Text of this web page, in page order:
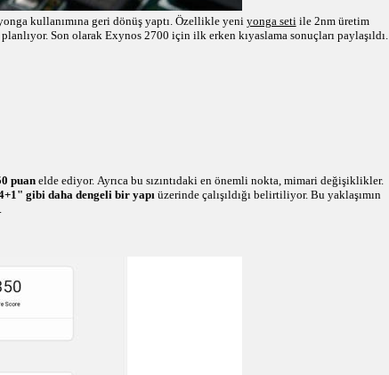
kullanımına geri dönüş yaptı. Özellikle yeni yonga setiile 2nm üretim
Son olarak Exynos 2700 için ilk erken kıyaslama sonuçları paylaşıldı.
puanelde ediyor. Ayrıca bu sızıntıdaki en önemli nokta, mimari değişiklikler.
gibi daha dengeli bir yapıüzerinde çalışıldığı belirtiliyor. Bu yaklaşımın